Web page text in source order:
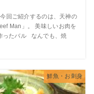
回ご紹介するのは、天神の
Man」。 美味しいお肉を
ったバル なんでも、焼
鮮魚・お刺身